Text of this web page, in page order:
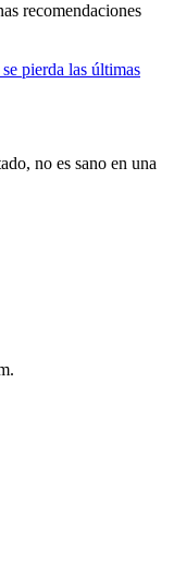
recomendaciones
pierda las últimas
no es sano en una